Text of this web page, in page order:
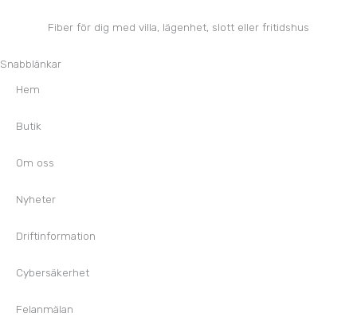
Fiber för dig med villa, lägenhet, slott eller fritidshus
Snabblänkar
Hem
Butik
Om oss
Nyheter
Driftinformation
Cybersäkerhet
Felanmälan